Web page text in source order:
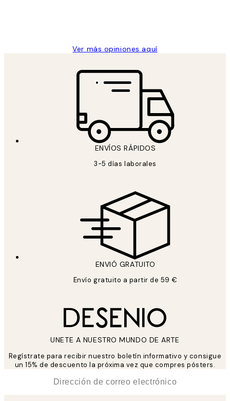
Ver más opiniones aquí
ENVÍOS RÁPIDOS
3-5 días laborales
ENVIÓ GRATUITO
Envío gratuito a partir de 59 €
UNETE A NUESTRO MUNDO DE ARTE
Regístrate para recibir nuestro boletín informativo y consigue
un 15% de descuento la próxima vez que compres pósters.